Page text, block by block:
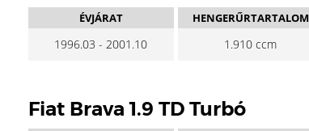
ÉVJÁRAT
1996.03 - 2001.10
HENGERŰRTARTALOM
1.910 ccm
Fiat Brava 1.9 TD Turbó